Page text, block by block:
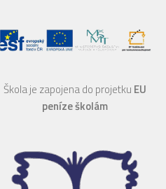
Škola je zapojena do projetku EU
peníze školám